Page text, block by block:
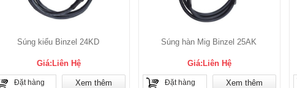
Súng kiểu Binzel 24KD
Giá:Liên Hệ
Đặt hàng Xem thêm
Súng hàn Mig Binzel 25AK
Giá:Liên Hệ
Đặt hàng Xem thêm